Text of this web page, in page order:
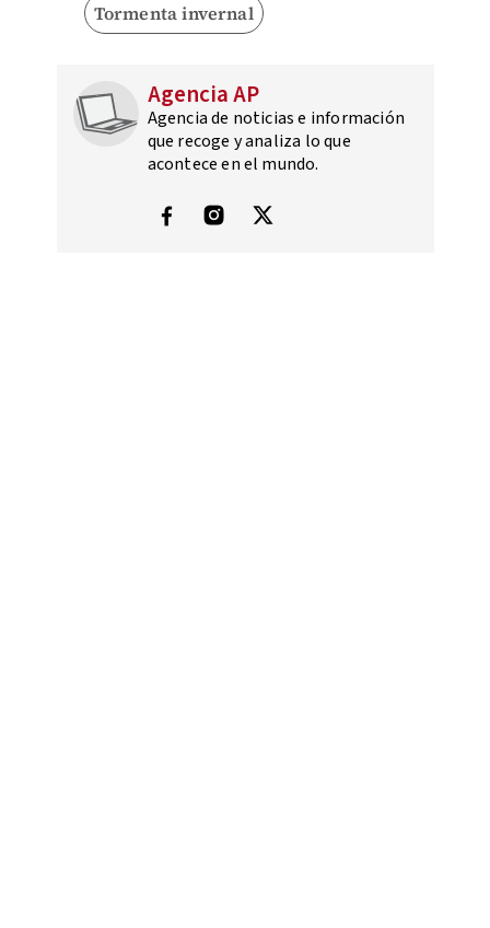
Tormenta invernal
Agencia AP
Agencia de noticias e información
que recoge y analiza lo que
acontece en el mundo.